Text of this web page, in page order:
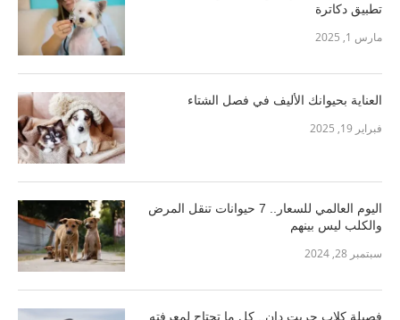
تطبيق دكاترة
مارس 1, 2025
العناية بحيوانك الأليف في فصل الشتاء
فبراير 19, 2025
اليوم العالمي للسعار.. 7 حيوانات تنقل المرض
والكلب ليس بينهم
سبتمبر 28, 2024
فصيلة كلاب جريت دان.. كل ما تحتاج لمعرفته